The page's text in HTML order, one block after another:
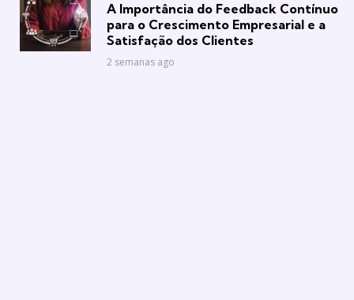
A Importância do Feedback Contínuo
para o Crescimento Empresarial e a
Satisfação dos Clientes
2 semanas ago